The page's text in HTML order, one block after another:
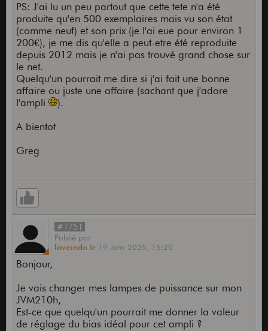
PS: J'ai lu un peu partout que cette tete n'a été
produite qu'en 500 exemplaires mais vu son état
(comme neuf) et son prix (je l'ai eue pour environ 1
200€), je me dis qu'elle a peut-etre été reproduite
depuis 2012 mais je n'ai pas trouvé grand chose sur
le net.
Quelqu'un pourrait me dire si j'ai fait une bonne
affaire ou juste une affaire (sachant que j'adore
l'ampli
).
A bientot
Greg
#1751
Publié par
loveindo le 19 Janv 2025, 15:20
Bonjour,
Je vais changer mes lampes de puissance sur mon
JVM210h,
Est-ce que quelqu'un pourrait me donner la valeur
de réglage du bias idéal pour cet ampli ?